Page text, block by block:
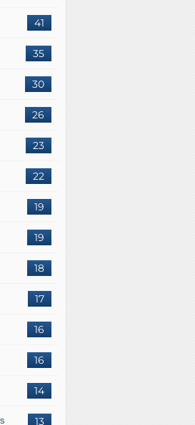
41
35
30
26
23
22
19
19
18
17
16
16
14
13